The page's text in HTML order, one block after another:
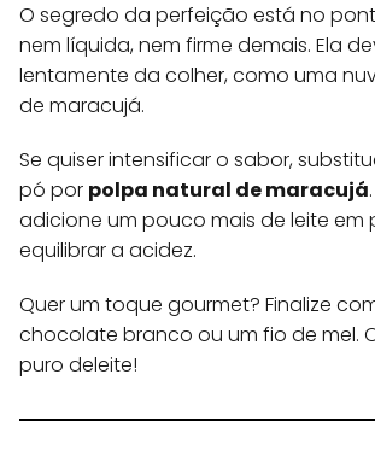
O segredo da perfeição está no
nem líquida, nem firme demais. Ela
lentamente da colher, como uma
de maracujá.
Se quiser intensificar o sabor,
pó por polpa natural de maracujá
adicione um pouco mais de leite em
equilibrar a acidez.
Quer um toque gourmet? Finalize
chocolate branco ou um fio de mel.
puro deleite!